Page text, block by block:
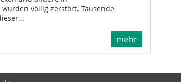
völlig zerstört. Tausende
mehr